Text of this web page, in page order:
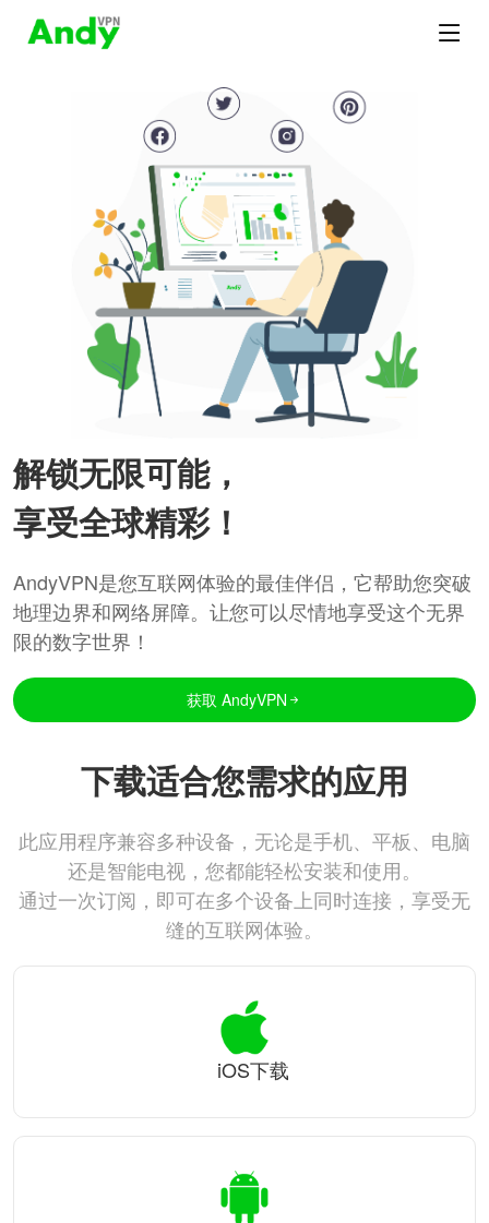
解锁无限可能，
享受全球精彩！
AndyVPN是您互联网体验的最佳伴侣，它帮助您突破
地理边界和网络屏障。让您可以尽情地享受这个无界
限的数字世界！
获取 AndyVPN
下载适合您需求的应用
此应用程序兼容多种设备，无论是手机、平板、电脑
还是智能电视，您都能轻松安装和使用。
通过一次订阅，即可在多个设备上同时连接，享受无
缝的互联网体验。
iOS下载